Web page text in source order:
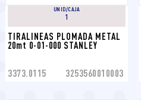
UNID/CAJA
1
TIRALINEAS PLOMADA METAL
20mt 0-01-000 STANLEY
3373.0115 3253560010003